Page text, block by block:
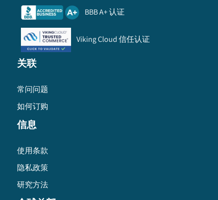
BBB A+ 认证
Viking Cloud 信任认证
关联
常问问题
如何订购
信息
使用条款
隐私政策
研究方法